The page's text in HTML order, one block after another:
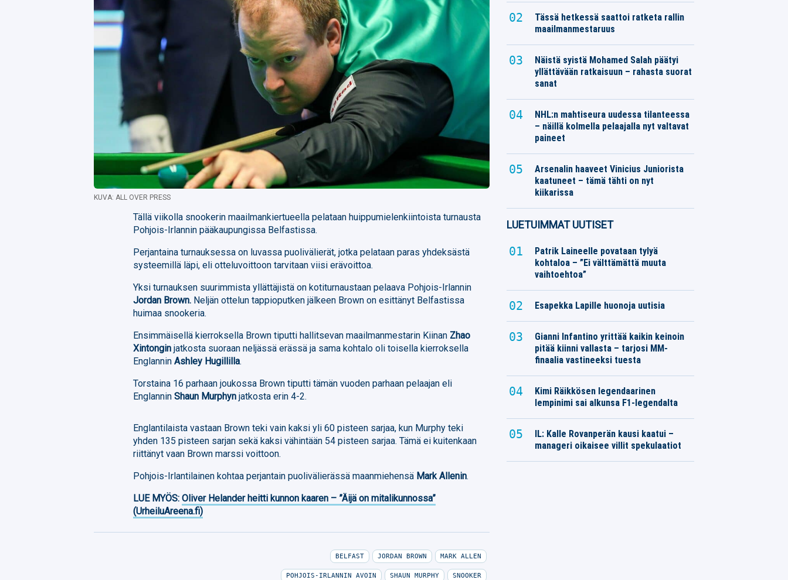
KUVA: ALL OVER PRESS
Tällä viikolla snookerin maailmankiertueella pelataan huippumielenkiintoista turnausta
Pohjois-Irlannin pääkaupungissa Belfastissa.
Perjantaina turnauksessa on luvassa puolivälierät, jotka pelataan paras yhdeksästä
systeemillä läpi, eli otteluvoittoon tarvitaan viisi erävoittoa.
Yksi turnauksen suurimmista yllättäjistä on kotiturnaustaan pelaava Pohjois-Irlannin
Jordan Brown. Neljän ottelun tappioputken jälkeen Brown on esittänyt Belfastissa
huimaa snookeria.
Ensimmäisellä kierroksella Brown tiputti hallitsevan maailmanmestarin Kiinan Zhao
Xintongin jatkosta suoraan neljässä erässä ja sama kohtalo oli toisella kierroksella
EnglanninAshley Hugillilla.
Torstaina 16 parhaan joukossa Brown tiputti tämän vuoden parhaan pelaajan eli
EnglanninShaun Murphynjatkosta erin 4-2.
Englantilaista vastaan Brown teki vain kaksi yli 60 pisteen sarjaa, kun Murphy teki
yhden 135 pisteen sarjan sekä kaksi vähintään 54 pisteen sarjaa. Tämä ei kuitenkaan
riittänyt vaan Brown marssi voittoon.
Pohjois-Irlantilainen kohtaa perjantain puolivälierässä maanmiehensä Mark Allenin.
LUE MYÖS:Oliver Helander heitti kunnon kaaren – ”Äijä on mitalikunnossa”
(UrheiluAreena.fi)
BELFAST JORDAN BROWN MARK ALLEN
POHJOIS-IRLANNIN AVOIN SHAUN MURPHY SNOOKER
Tässä hetkessä saattoi ratketa rallin
maailmanmestaruus
Näistä syistä Mohamed Salah päätyi
yllättävään ratkaisuun – rahasta suorat
sanat
NHL:n mahtiseura uudessa tilanteessa
– näillä kolmella pelaajalla nyt valtavat
paineet
Arsenalin haaveet Vinicius Juniorista
kaatuneet – tämä tähti on nyt
kiikarissa
LUETUIMMAT UUTISET
Patrik Laineelle povataan tylyä
kohtaloa – ”Ei välttämättä muuta
vaihtoehtoa”
Esapekka Lapille huonoja uutisia
Gianni Infantino yrittää kaikin keinoin
pitää kiinni vallasta – tarjosi MM-
finaalia vastineeksi tuesta
Kimi Räikkösen legendaarinen
lempinimi sai alkunsa F1-legendalta
IL: Kalle Rovanperän kausi kaatui –
manageri oikaisee villit spekulaatiot